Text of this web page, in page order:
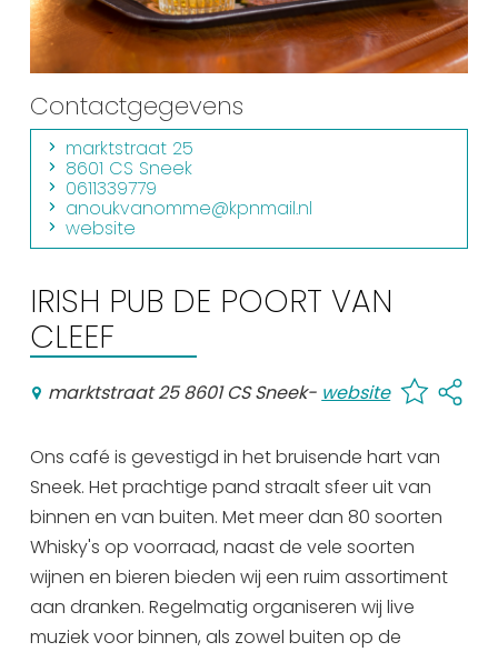
Overnachten
Winkelen
En meer
Arrangementen
Jouw Sneek
De Friese meren
Other languages
UITagenda
Routes
Veel bezochte pagina's:
Top 10 leuke dingen
Uitgaan in Sneek
Overnachten in Sneek
Citygame Escapegame Sneek
Contactgegevens
marktstraat 25
8601 CS Sneek
0611339779
anoukvanomme@kpnmail.nl
website
IRISH PUB DE POORT VAN
CLEEF
marktstraat 25 8601 CS Sneek- website
Ons café is gevestigd in het bruisende hart van
Sneek. Het prachtige pand straalt sfeer uit van
binnen en van buiten. Met meer dan 80 soorten
Whisky's op voorraad, naast de vele soorten
wijnen en bieren bieden wij een ruim assortiment
aan dranken. Regelmatig organiseren wij live
muziek voor binnen, als zowel buiten op de